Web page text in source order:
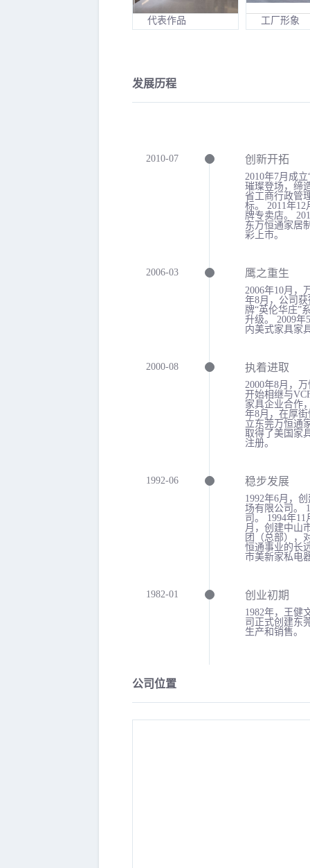
代表作品 工厂形象
发展历程
2010-07 创新开拓
2010年7月成
璀璨登场，缔
省工商行政管
标。 2011年
牌专卖店。
东万恒通家居
彩上市。
2006-03 鹰之重生
2006年10月，
年8月，公司
牌“英伦华庄”
升级。 2009
内美式家具家
2000-08 执着进取
2000年8月，
开始相继与
家具企业合作
年8月，在厚
立东莞万恒通
取得了美国家
注册。
1992-06 稳步发展
1992年6月，
场有限公司。
司。 1994年
月，创建中山
团（总部），
恒通事业的长
市美新家私电
1982-01 创业初期
1982年，王健
司正式创建东
生产和销售。
公司位置